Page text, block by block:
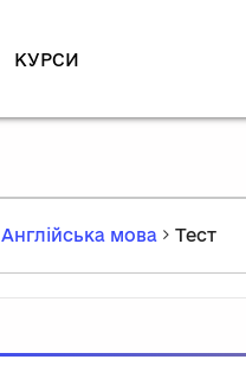
КУРСИ
Англійська мова Тест